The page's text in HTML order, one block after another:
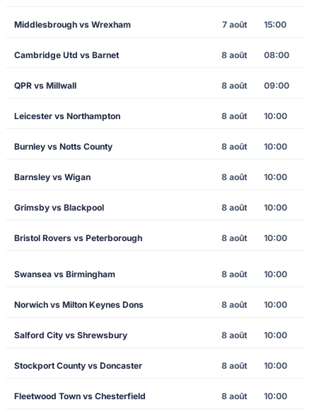
Middlesbrough vs Wrexham 7 août 15:00
Cambridge Utd vs Barnet 8 août 08:00
QPR vs Millwall 8 août 09:00
Leicester vs Northampton 8 août 10:00
Burnley vs Notts County 8 août 10:00
Barnsley vs Wigan 8 août 10:00
Grimsby vs Blackpool 8 août 10:00
Bristol Rovers vs Peterborough 8 août 10:00
Swansea vs Birmingham 8 août 10:00
Norwich vs Milton Keynes Dons 8 août 10:00
Salford City vs Shrewsbury 8 août 10:00
Stockport County vs Doncaster 8 août 10:00
Fleetwood Town vs Chesterfield 8 août 10:00